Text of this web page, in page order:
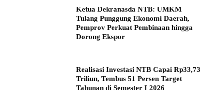
Ketua Dekranasda NTB: UMKM
Tulang Punggung Ekonomi Daerah,
Pemprov Perkuat Pembinaan hingga
Dorong Ekspor
Realisasi Investasi NTB Capai Rp33,73
Triliun, Tembus 51 Persen Target
Tahunan di Semester I 2026